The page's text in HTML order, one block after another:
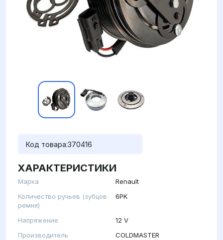
Код товара:370416
ХАРАКТЕРИСТИКИ
Марка
Renault
Количество ручьев (зубцов
ремня)
6PK
Напряжение
12 V
Производитель
COLDMASTER